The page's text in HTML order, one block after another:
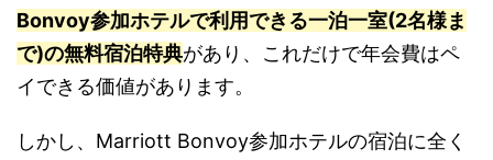
Bonvoy参加ホテルで利用できる一泊一室(2名様ま
で)の無料宿泊特典があり、これだけで年会費はペ
イできる価値があります。
しかし、Marriott Bonvoy参加ホテルの宿泊に全く